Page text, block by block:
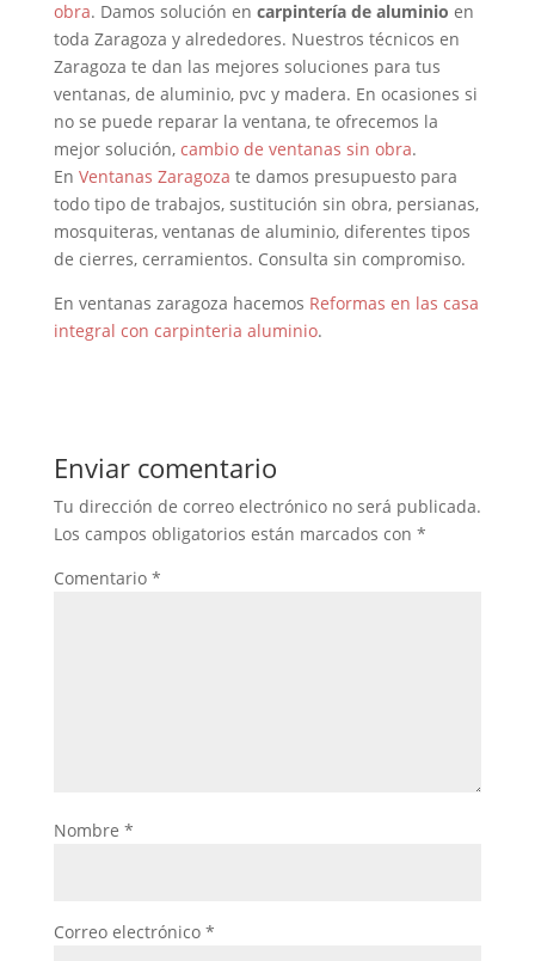
obra. Damos solución en carpintería de aluminio en
toda Zaragoza y alrededores. Nuestros técnicos en
Zaragoza te dan las mejores soluciones para tus
ventanas, de aluminio, pvc y madera. En ocasiones si
no se puede reparar la ventana, te ofrecemos la
mejor solución, cambio de ventanas sin obra.
En Ventanas Zaragoza te damos presupuesto para
todo tipo de trabajos, sustitución sin obra, persianas,
mosquiteras, ventanas de aluminio, diferentes tipos
de cierres, cerramientos. Consulta sin compromiso.
En ventanas zaragoza hacemos Reformas en las casa
integral con carpinteria aluminio.
Enviar comentario
Tu dirección de correo electrónico no será publicada.
Los campos obligatorios están marcados con *
Comentario *
Nombre *
Correo electrónico *